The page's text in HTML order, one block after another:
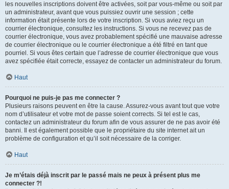
les nouvelles inscriptions doivent être activées, soit par vous-même ou soit par
un administrateur, avant que vous puissiez ouvrir une session ; cette
information était présente lors de votre inscription. Si vous aviez reçu un
courrier électronique, consultez les instructions. Si vous ne recevez pas de
courrier électronique, vous avez probablement spécifié une mauvaise adresse
de courrier électronique ou le courrier électronique a été filtré en tant que
pourriel. Si vous êtes certain que l’adresse de courrier électronique que vous
avez spécifiée était correcte, essayez de contacter un administrateur du forum.
Haut
Pourquoi ne puis-je pas me connecter ?
Plusieurs raisons peuvent en être la cause. Assurez-vous avant tout que votre
nom d’utilisateur et votre mot de passe soient corrects. Si tel est le cas,
contactez un administrateur du forum afin de vous assurer de ne pas avoir été
banni. Il est également possible que le propriétaire du site internet ait un
problème de configuration et qu’il soit nécessaire de la corriger.
Haut
Je m’étais déjà inscrit par le passé mais ne peux à présent plus me
connecter ?!